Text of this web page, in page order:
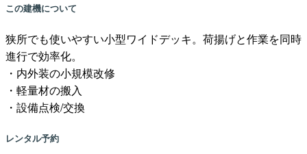
この建機について
狭所でも使いやすい小型ワイドデッキ。荷揚げと作業を同時
進行で効率化。
・内外装の小規模改修
・軽量材の搬入
・設備点検/交換
レンタル予約